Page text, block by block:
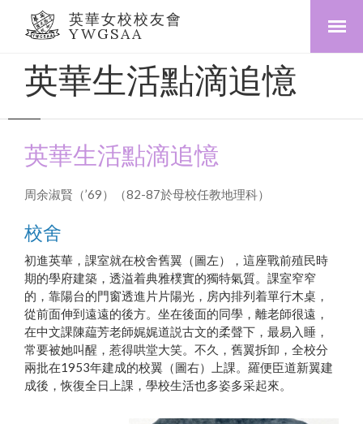
英華女校校友會
YWGSAA
英華生活點滴追憶
英華生活點滴追憶
周余淑賢（’69）（82-87於母校任教地理科）
校舍
初進英華，課室就在校舍舊翼（圖左），這座戰前殖民時
期的學府建築，透溢着典雅樸實的獨特氣質。課室窄窄
的，靠陽台的門窗透進片片陽光，房內排列着單行木桌，
從前面伸到遠遠的後方。坐在後面的同學，離老師很遠，
在中文課陳藴芳老師娓娓道説古文的柔聲下，最易入睡，
常要被她叫醒，惹得哄堂大笑。不久，舊翼拆卸，全校分
兩批在1953年建成的校翼（圖右）上課。羅便臣道新翼建
成後，恢復全日上課，學校生活也多姿多采起來。